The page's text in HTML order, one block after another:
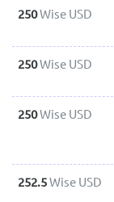
250Wise USD
250Wise USD
250Wise USD
252.5Wise USD